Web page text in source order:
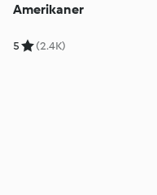
Amerikaner
5 (2.4K)